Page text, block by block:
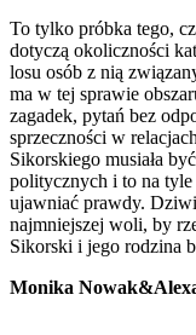
To tylko próbka tego,
dotyczą okoliczności
losu osób z nią
ma w tej sprawie
zagadek, pytań bez
sprzeczności w
Sikorskiego musiała
politycznych i to na
ujawniać prawdy.
najmniejszej woli, by
Sikorski i jego rodzina
Monika